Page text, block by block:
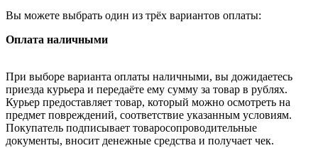
Вы можете выбрать один из трёх вариантов оплаты:
Оплата наличными
При выборе варианта оплаты наличными, вы дожидаетесь
приезда курьера и передаёте ему сумму за товар в рублях.
Курьер предоставляет товар, который можно осмотреть на
предмет повреждений, соответствие указанным условиям.
Покупатель подписывает товаросопроводительные
документы, вносит денежные средства и получает чек.